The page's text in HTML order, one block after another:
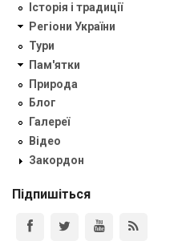
Історія і традиції
Регіони України
Тури
Пам'ятки
Природа
Блог
Галереї
Відео
Закордон
Підпишіться